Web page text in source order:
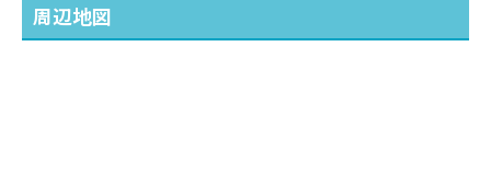
周辺地図